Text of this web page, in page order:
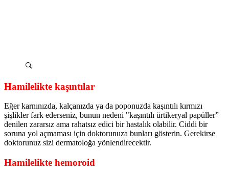
Hamilelikte kaşıntılar
Eğer karnınızda, kalçanızda ya da poponuzda kaşıntılı kırmızı
şişlikler fark ederseniz, bunun nedeni "kaşıntılı ürtikeryal papüller”
denilen zararsız ama rahatsız edici bir hastalık olabilir. Ciddi bir
soruna yol açmaması için doktorunuza bunları gösterin. Gerekirse
doktorunuz sizi dermatoloğa yönlendirecektir.
Hamilelikte hemoroid